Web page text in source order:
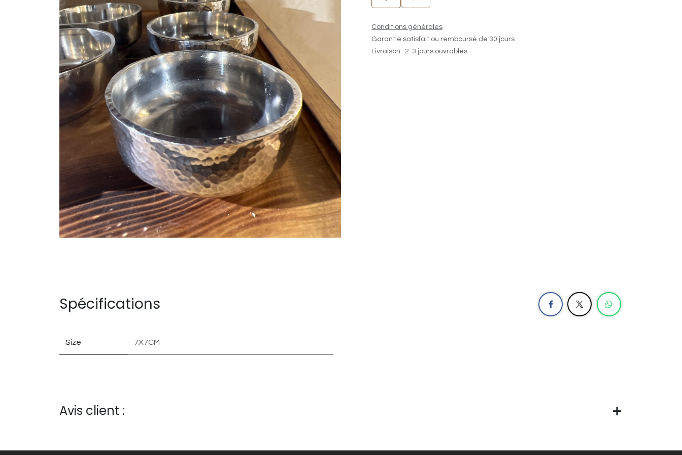
Conditions générales
Garantie satisfait ou remboursé de 30 jours
Livraison : 2-3 jours ouvrables
Spécifications
Size 7X7CM
Avis client :